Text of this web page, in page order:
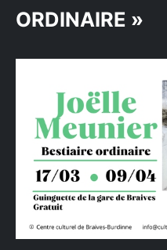
ORDINAIRE »